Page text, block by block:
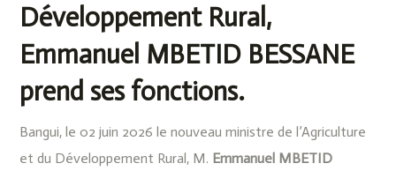
Développement Rural,
Emmanuel MBETID BESSANE
prend ses fonctions.
Bangui, le 02 juin 2026 le nouveau ministre de l’Agriculture
et du Développement Rural, M. Emmanuel MBETID